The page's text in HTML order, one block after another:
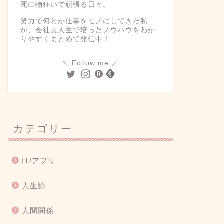
死に物狂いで頑張る日々。
努力で何とか仕事をモノにしてきた私
が、会社員人生で培ったノウハウをわか
りやすくまとめて発信中！
＼ Follow me ／
カテゴリー
IT/アプリ
人生論
人間関係